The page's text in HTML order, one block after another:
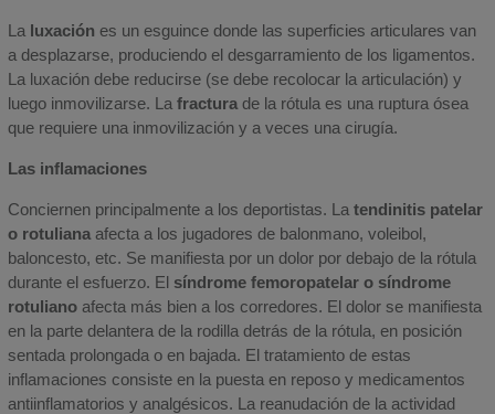
La luxación es un esguince donde las superficies articulares van
a desplazarse, produciendo el desgarramiento de los ligamentos.
La luxación debe reducirse (se debe recolocar la articulación) y
luego inmovilizarse. La fractura de la rótula es una ruptura ósea
que requiere una inmovilización y a veces una cirugía.
Las inflamaciones
Conciernen principalmente a los deportistas. La tendinitis patelar
o rotuliana afecta a los jugadores de balonmano, voleibol,
baloncesto, etc. Se manifiesta por un dolor por debajo de la rótula
durante el esfuerzo. El síndrome femoropatelar o síndrome
rotuliano afecta más bien a los corredores. El dolor se manifiesta
en la parte delantera de la rodilla detrás de la rótula, en posición
sentada prolongada o en bajada. El tratamiento de estas
inflamaciones consiste en la puesta en reposo y medicamentos
antiinflamatorios y analgésicos. La reanudación de la actividad